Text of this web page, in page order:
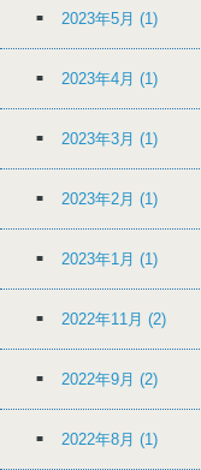
2023年5月 (1)
2023年4月 (1)
2023年3月 (1)
2023年2月 (1)
2023年1月 (1)
2022年11月 (2)
2022年9月 (2)
2022年8月 (1)